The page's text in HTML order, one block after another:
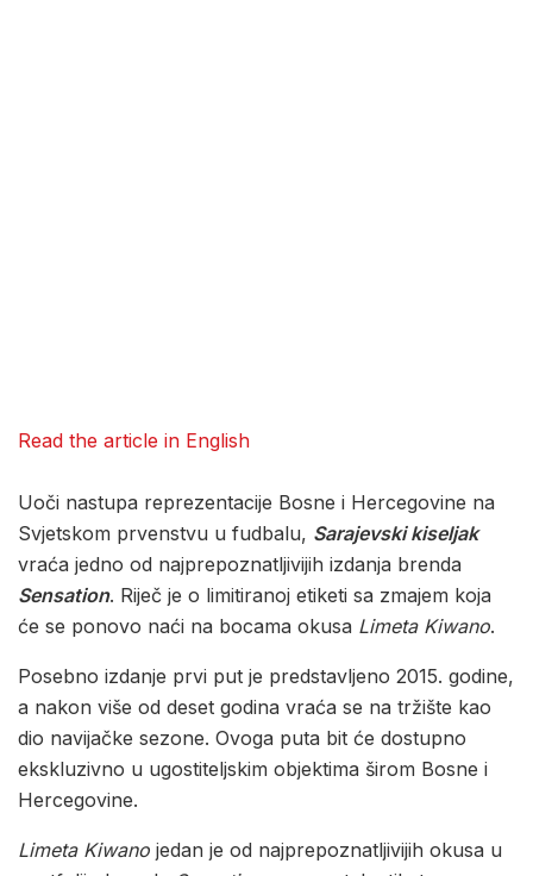
Read the article in English
Uoči nastupa reprezentacije Bosne i Hercegovine na
Svjetskom prvenstvu u fudbalu, Sarajevski kiseljak
vraća jedno od najprepoznatljivijih izdanja brenda
Sensation. Riječ je o limitiranoj etiketi sa zmajem koja
će se ponovo naći na bocama okusa Limeta Kiwano.
Posebno izdanje prvi put je predstavljeno 2015. godine,
a nakon više od deset godina vraća se na tržište kao
dio navijačke sezone. Ovoga puta bit će dostupno
ekskluzivno u ugostiteljskim objektima širom Bosne i
Hercegovine.
Limeta Kiwano jedan je od najprepoznatljivijih okusa u